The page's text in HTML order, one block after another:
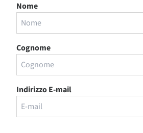
Nome
Cognome
Indirizzo E-mail